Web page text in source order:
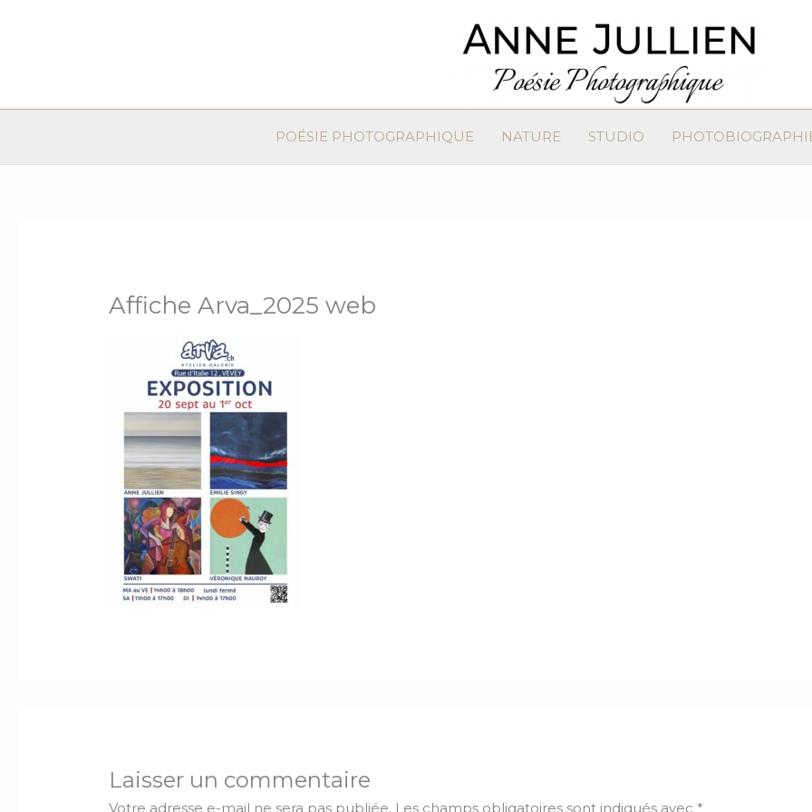
POÉSIE PHOTOGRAPHIQUE NATURE STUDIO
Affiche Arva_2025 web
Laisser un commentaire
Votre adresse e-mail ne sera pas publiée. Les champs obligatoires sont indiqués avec *